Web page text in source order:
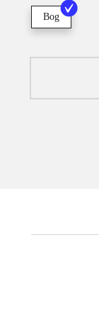
Bog